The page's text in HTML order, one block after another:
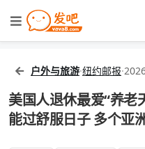
户外与旅游·纽约邮报·
美国人退休最爱“养老
能过舒服日子 多个亚